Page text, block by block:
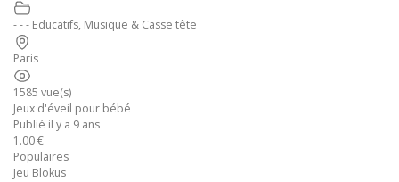
- - - Educatifs, Musique & Casse tête
Paris
1585 vue(s)
Jeux d'éveil pour bébé
Publié il y a 9 ans
1.00 €
Populaires
Jeu Blokus